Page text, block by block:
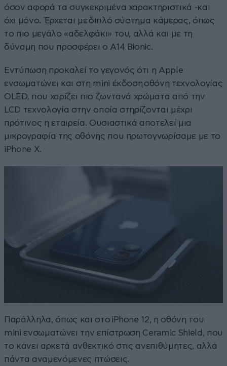
όσον αφορά τα συγκεκριμένα χαρακτηριστικά -και
όχι μόνο. Έρχεται με διπλό σύστημα κάμερας, όπως
το πιο μεγάλο «αδελφάκι» του, αλλά και με τη
δύναμη που προσφέρει ο A14 Bionic.
Εντύπωση προκαλεί το γεγονός ότι η Apple
ενσωματώνει και στη mini έκδοση οθόνη τεχνολογίας
OLED, που χαρίζει πιο ζωντανά χρώματα από την
LCD τεχνολογία στην οποία στηρίζονται μέχρι
πρότινος η εταιρεία. Ουσιαστικά αποτελεί μια
μικρογραφία της οθόνης που πρωτογνωρίσαμε με το
iPhone X.
Παράλληλα, όπως και στο iPhone 12, η οθόνη του
mini ενσωματώνει την επίστρωση Ceramic Shield, που
το κάνει αρκετά ανθεκτικό στις ανεπιθύμητες, αλλά
πάντα αναμενόμενες πτώσεις.